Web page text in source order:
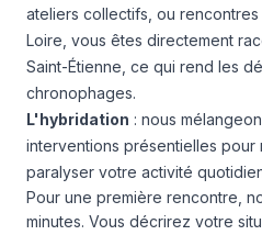
ateliers collectifs, ou
Loire, vous êtes directement
Saint-Étienne, ce qui rend les
chronophages.
L'hybridation : nous
interventions présentielles pour
paralyser votre activité
Pour une première rencontre,
minutes. Vous décrirez votre